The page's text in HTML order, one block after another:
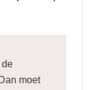
de
moet